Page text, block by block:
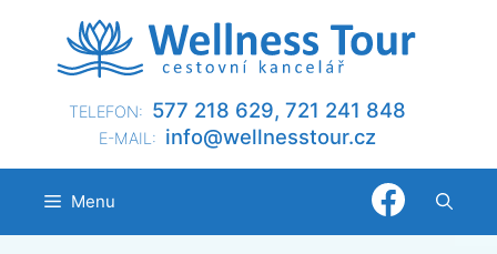
TELEFON: 577 218 629, 721 241 848
E-MAIL: zc.ru
otsse
nllew
@ofni
Menu